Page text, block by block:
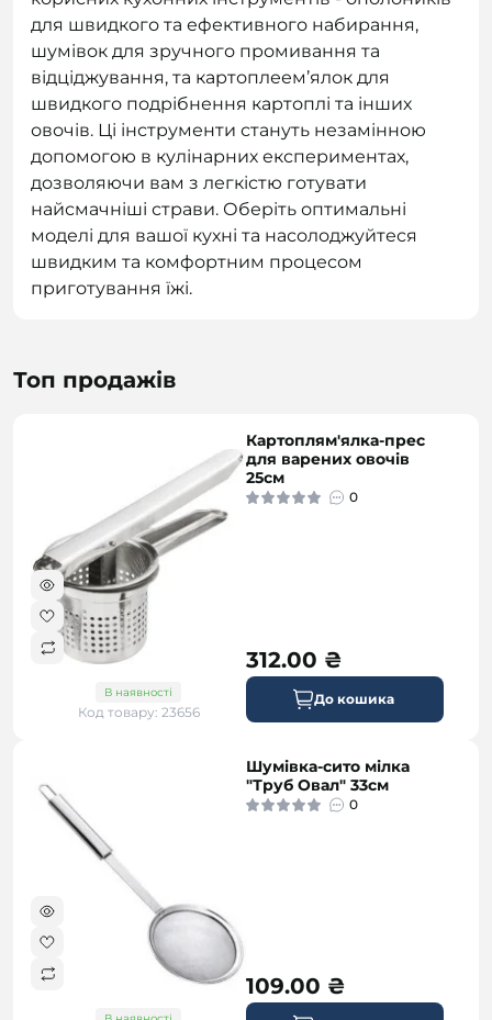
для швидкого та ефективного набирання,
шумівок для зручного промивання та
відціджування, та картоплеем’ялок для
швидкого подрібнення картоплі та інших
овочів. Ці інструменти стануть незамінною
допомогою в кулінарних експериментах,
дозволяючи вам з легкістю готувати
найсмачніші страви. Оберіть оптимальні
моделі для вашої кухні та насолоджуйтеся
швидким та комфортним процесом
приготування їжі.
Топ продажів
В наявності
Код товару: 23656
Картоплям'ялка-прес
для варених овочів
25см
0
312.00 ₴
До кошика
Шумівка-сито мілка
"Труб Овал" 33см
0
109.00 ₴